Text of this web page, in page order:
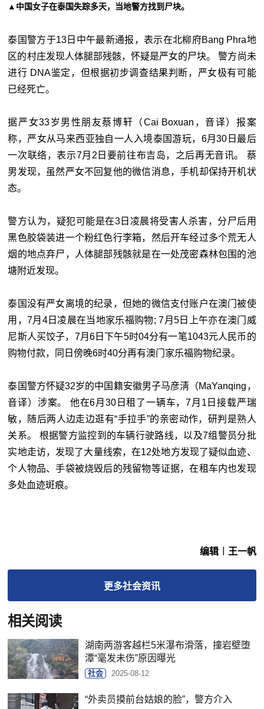
▲中国女子在泰国失踪多天，当地警方找到尸块。
泰国警方于13日中午最新通报，表示在北柳府Bang Phra地
区的村庄发现人体腿部残骸，怀疑是严女的尸块。 警方尚未
进行 DNA鉴定，但根据初步调查结果判断，严女极有可能
已经死亡。
据严女33岁男性朋友蔡博轩（Cai Boxuan，音译）报案
称，严女从马来西亚独自一人入境泰国游玩，6月30日最后
一次联络，表示7月2日要前往布吉岛，之后再无音讯。 蔡
男发现，虽然严女不回复他的微信消息，手机却保持开机状
态。
警方认为，疑犯可能是在3日凌晨将受害人杀害，分尸后用
黑色胶袋装进一个粉红色行李箱，然后开车经过多个荒无人
烟的地点弃尸，人体腿部残骸就是在一处茂密森林包围的池
塘附近发现。
泰国没有严女离境的纪录，但她的微信支付账户在澳门被使
用，7月4日凌晨在当地家乐福购物; 7月5日上午亦在澳门威
尼斯人买饺子，7月6日下午5时04分有一笔1043元人民币的
购物付款，同日傍晚6时40分再有澳门家乐福购物纪录。
泰国警方怀疑32岁的中国籍安徽男子马彦淸（MaYanqing，
音译）涉案。 他在6月30日租了一辆车，7月1日接载严瑞
敏，随后两人边走边逛有“手拉手”的亲密动作，研判是熟人
关系。 根据警方监控到的车辆行驶路线，以及7组警员分批
实地走访，发现了大量线索，在12处地方发现了疑似血迹、
个人物品、手袋被烧毁后的残留物等证据，在租车内也发现
多处血迹斑痕。
编辑︱王一帆
更多社会资讯
相关阅读
湖南两游客越栏5米瀑布滑落，撞岩壁堕
潭“毫发未伤”原因曝光
社会 2025-08-12
“外卖员摸前台姑娘的脸”，警方介入